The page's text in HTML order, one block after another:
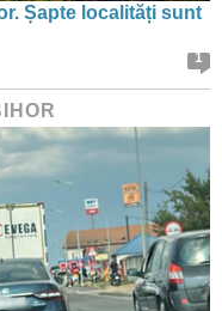
Șapte localități sunt
1